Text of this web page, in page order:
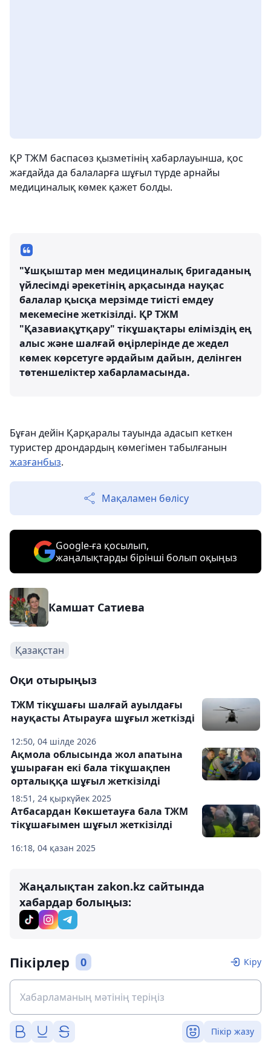
ҚР ТЖМ баспасөз қызметінің хабарлауынша, қос
жағдайда да балаларға шұғыл түрде арнайы
медициналық көмек қажет болды.
"Ұшқыштар мен медициналық бригаданың
үйлесімді әрекетінің арқасында науқас
балалар қысқа мерзімде тиісті емдеу
мекемесіне жеткізілді. ҚР ТЖМ
"Қазавиақұтқару" тікұшақтары еліміздің ең
алыс және шалғай өңірлерінде де жедел
көмек көрсетуге әрдайым дайын, делінген
төтеншеліктер хабарламасында.
Бұған дейін Қарқаралы тауында адасып кеткен
туристер дрондардың көмегімен табылғанын
жазғанбыз.
Мақаламен бөлісу
Google-ға қосылып,
жаңалықтарды бірінші болып оқыңыз
Камшат Сатиева
Қазақстан
Оқи отырыңыз
12:50, 04 шілде 2026
ТЖМ тікұшағы шалғай ауылдағы
науқасты Атырауға шұғыл жеткізді
18:51, 24 қыркүйек 2025
Ақмола облысында жол апатына
ұшыраған екі бала тікұшақпен
орталыққа шұғыл жеткізілді
16:18, 04 қазан 2025
Атбасардан Көкшетауға бала ТЖМ
тікұшағымен шұғыл жеткізілді
Жаңалықтан zakon.kz сайтында
хабардар болыңыз:
Пікірлер 0 Кіру
Пікір жазу